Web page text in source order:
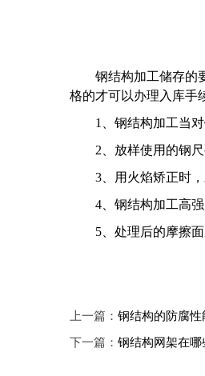
钢结构加工储存的
格的才可以办理入库手
1
、钢结构加工当
2 、放样使用的钢
3 、用火焰矫正时
4 、钢结构加工高
5 、处理后的摩擦
上一篇： 钢结构的防腐性
下一篇： 钢结构网架在